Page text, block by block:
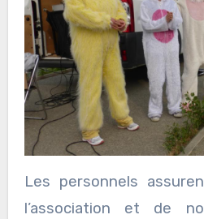
Les personnels
l’association et de